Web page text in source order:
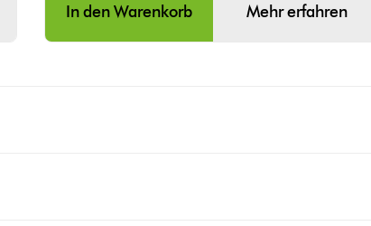
In den Warenkorb Mehr erfahren